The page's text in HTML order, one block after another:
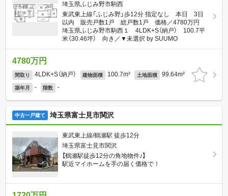
埼玉県ふじみ野市駒西
東武東上線「ふじみ野」歩12分 指定なし 本日 3日
以内 販売戸数1戸 総戸数1戸 価格／4780万円
埼玉県ふじみ野市駒西１ 4LDK+S（納戸） 100.7平
米（30.46坪） 向き／▼未選択 by SUUMO
4780万円
間取り 4LDK+S（納戸） 建物面積 100.7m² 土地面積 99.64m²
築年月 - 階数 -
中古一戸建て 埼玉県富士見市関沢
東武東上線/鶴瀬駅 徒歩12分
埼玉県富士見市関沢
【鶴瀬駅徒歩12分の角地物件♪】
駅近マイホームを手の届く価格で！